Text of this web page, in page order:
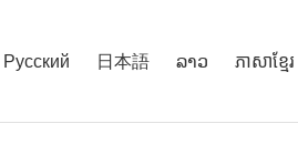
Русский 日本語 ລາວ ភាសាខ្មែរ